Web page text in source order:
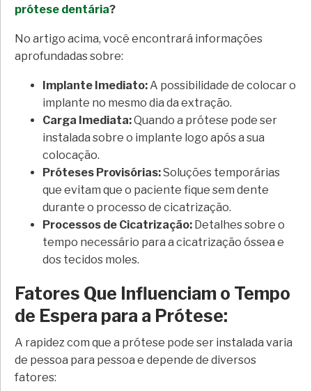
prótese dentária?
No artigo acima, você encontrará informações
aprofundadas sobre:
Implante Imediato:A possibilidade de colocar o
implante no mesmo dia da extração.
Carga Imediata:Quando a prótese pode ser
instalada sobre o implante logo após a sua
colocação.
Próteses Provisórias:Soluções temporárias
que evitam que o paciente fique sem dente
durante o processo de cicatrização.
Processos de Cicatrização: Detalhes sobre o
tempo necessário para a cicatrização óssea e
dos tecidos moles.
Fatores Que Influenciam o Tempo
de Espera para a Prótese:
A rapidez com que a prótese pode ser instalada varia
de pessoa para pessoa e depende de diversos
fatores: